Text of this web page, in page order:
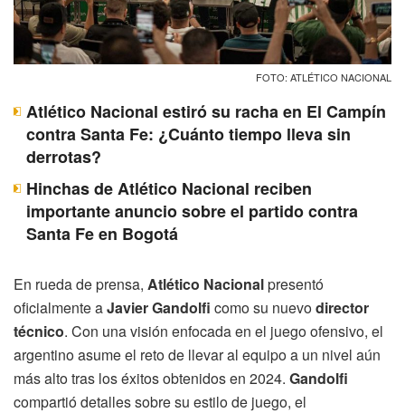
FOTO: ATLÉTICO NACIONAL
Atlético Nacional estiró su racha en El Campín
contra Santa Fe: ¿Cuánto tiempo lleva sin
derrotas?
Hinchas de Atlético Nacional reciben
importante anuncio sobre el partido contra
Santa Fe en Bogotá
En rueda de prensa, Atlético Nacionalpresentó
oficialmente aJavier Gandolfi como su nuevodirector
técnico. Con una visión enfocada en el juego ofensivo, el
argentino asume el reto de llevar al equipo a un nivel aún
más alto tras los éxitos obtenidos en 2024. Gandolfi
compartió detalles sobre su estilo de juego, el